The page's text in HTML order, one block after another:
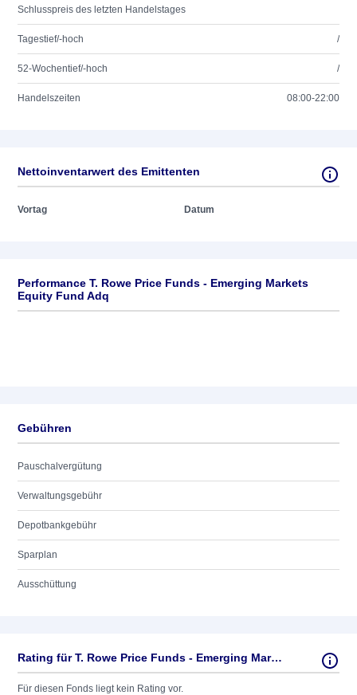
Schlusspreis des letzten Handelstages
Tagestief/-hoch /
52-Wochentief/-hoch /
Handelszeiten 08:00-22:00
Nettoinventarwert des Emittenten
Vortag Datum
Performance T. Rowe Price Funds - Emerging Markets
Equity Fund Adq
Gebühren
Pauschalvergütung
Verwaltungsgebühr
Depotbankgebühr
Sparplan
Ausschüttung
Rating für T. Rowe Price Funds - Emerging Markets Equity Fund Adq
Für diesen Fonds liegt kein Rating vor.